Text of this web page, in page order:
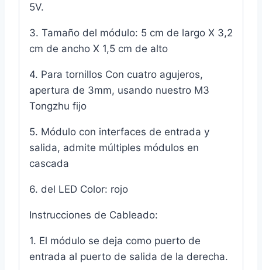
5V.
3. Tamaño del módulo: 5 cm de largo X 3,2
cm de ancho X 1,5 cm de alto
4. Para tornillos Con cuatro agujeros,
apertura de 3mm, usando nuestro M3
Tongzhu fijo
5. Módulo con interfaces de entrada y
salida, admite múltiples módulos en
cascada
6. del LED Color: rojo
Instrucciones de Cableado:
1. El módulo se deja como puerto de
entrada al puerto de salida de la derecha.